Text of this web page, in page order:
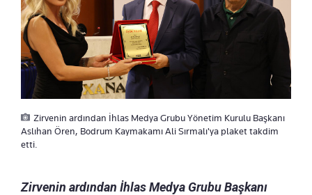
Zirvenin ardından İhlas Medya Grubu Yönetim Kurulu Başkanı
Aslıhan Ören, Bodrum Kaymakamı Ali Sırmalı'ya plaket takdim
etti.
Zirvenin ardından İhlas Medya Grubu Başkanı